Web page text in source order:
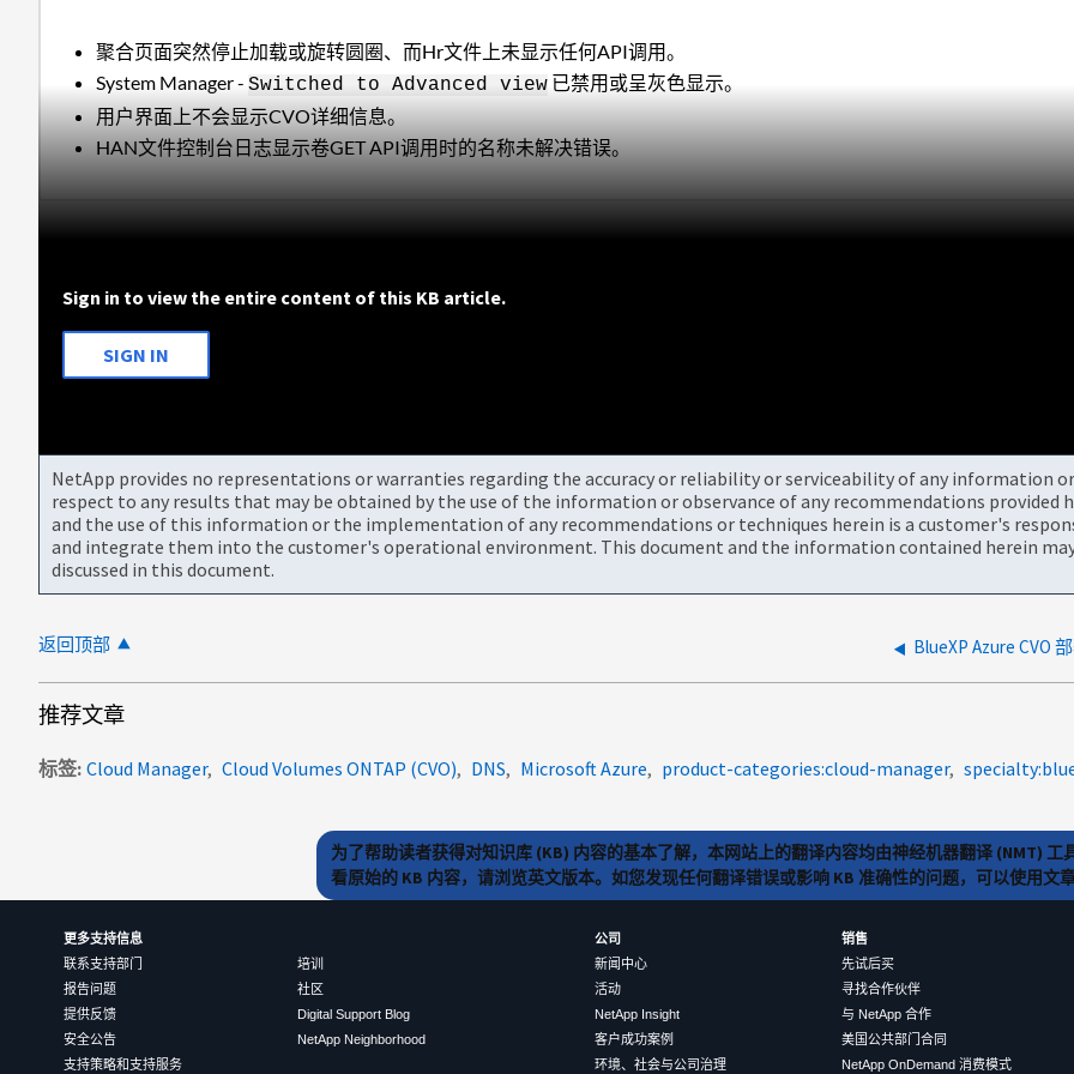
聚合页面突然停止加载或旋转圆圈、而Hr文件上未显示任何API调用。
System Manager -Switched to Advanced view 已禁用或呈灰色显示。
用户界面上不会显示CVO详细信息。
HAN文件控制台日志显示卷GET API调用时的名称未解决错误。
Sign in to view the entire content of this KB article.
SIGN IN
NetApp provides no representations or warranties regarding the accuracy or reliability or serviceability of any information
respect to any results that may be obtained by the use of the information or observance of any recommendations
and the use of this information or the implementation of any recommendations or techniques herein is a customer's
and integrate them into the customer's operational environment. This document and the information contained herein
discussed in this document.
返回顶部 BlueXP Azure CVO
推荐文章
标签 Cloud Manager Cloud Volumes ONTAP (CVO) DNS Microsoft Azure product-categories:cloud-manager
为了帮助读者获得对知识库 (KB) 内容的基本了解，本网站上的翻译内容均由神经机器翻译 (NMT)
看原始的 KB 内容，请浏览英文版本。如您发现任何翻译错误或影响 KB 准确性的问题，可以使用文
更多支持信息
联系支持部门
报告问题
提供反馈
安全公告
支持策略和支持服务
培训
社区
Digital Support Blog
NetApp Neighborhood
公司
新闻中心
活动
NetApp Insight
客户成功案例
环境、社会与公司治理
销售
先试后买
寻找合作伙伴
与 NetApp 合作
美国公共部门合同
NetApp OnDemand 消费模式